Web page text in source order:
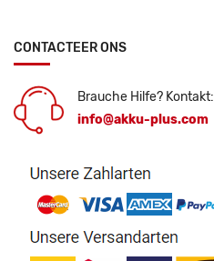
CONTACTEER ONS
Brauche Hilfe? Kontakt:
info@akku-plus.com